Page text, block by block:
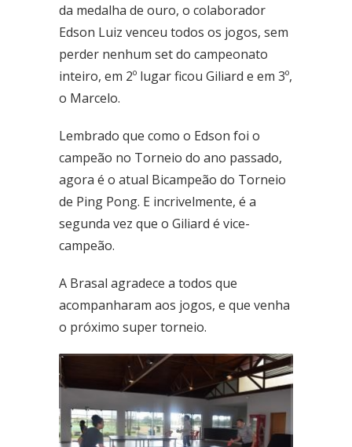
Quadra - 2C Conjunto - A
Fone: (61) 3046-6070
SRES Área Esp. s/no, Bloco M Brasília (DF)
Fone: (61) 3233-3890
Samambaia
QI 416, Conj. H, Lote 1 Brasília (DF)
Setor de Clubes Sul
SCE Sul Trecho 1, Conj. 9 - Avenida das Nações Brasília (DF)
Fone: (61) 3242-9052
Área Especial de Postos – Pistão Sul Brasília (DF)
Fone: (61) 3036-9962
Se você procura outrs contatos, entre em contato conosco,
enviando um e-mail para contato@brasal.com.br. Obrigado!
da medalha de ouro, o colaborador
Edson Luiz venceu todos os jogos, sem
perder nenhum set do campeonato
inteiro, em 2º lugar ficou Giliard e em 3º,
o Marcelo.
Lembrado que como o Edson foi o
campeão no Torneio do ano passado,
agora é o atual Bicampeão do Torneio
de Ping Pong. E incrivelmente, é a
segunda vez que o Giliard é vice-
campeão.
A Brasal agradece a todos que
acompanharam aos jogos, e que venha
o próximo super torneio.